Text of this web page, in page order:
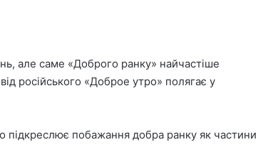
але саме «Доброго ранку» найчастіше
російського «Доброе утро» полягає у
підкреслює побажання добра ранку як частини